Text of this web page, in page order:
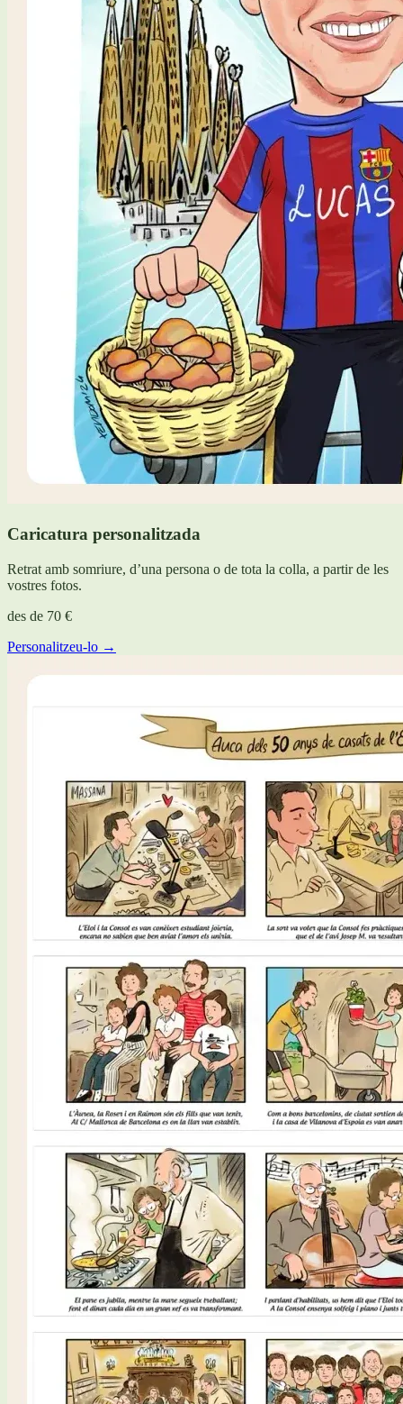
Caricatura personalitzada
Retrat amb somriure, d’una persona o de tota la colla, a partir de les
vostres fotos.
des de 70 €
Personalitzeu-lo →